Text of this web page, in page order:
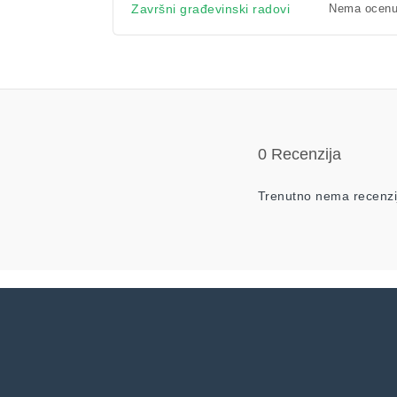
Završni građevinski radovi Nema ocenu
0 Recenzija
Trenutno nema